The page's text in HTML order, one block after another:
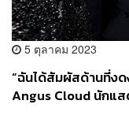
5 ตุลาคม 2023
“ฉันได้สัมผัสด้านที่ง
Angus Cloud นักแ